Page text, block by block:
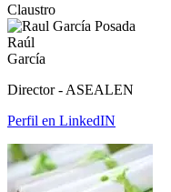
Claustro
Raúl
García
Director - ASEALEN
Perfil en LinkedIN